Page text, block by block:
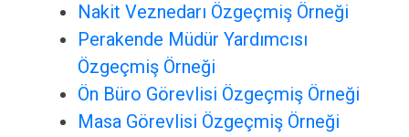
Nakit Veznedarı Özgeçmiş Örneği
Perakende Müdür Yardımcısı
Özgeçmiş Örneği
Ön Büro Görevlisi Özgeçmiş Örneği
Masa Görevlisi Özgeçmiş Örneği